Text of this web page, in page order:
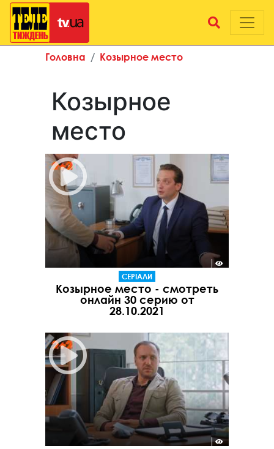
Головна Козырное место
Козырное
место
СЕРІАЛИ
Козырное место - смотреть
онлайн 30 серию от
28.10.2021